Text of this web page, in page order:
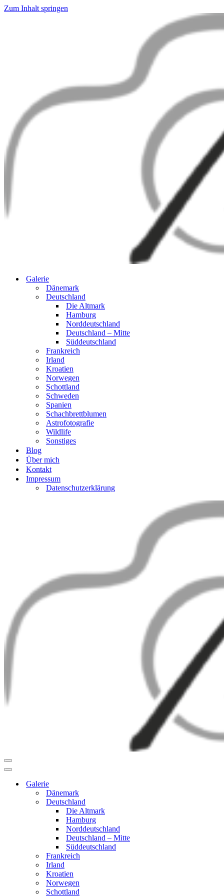
Zum Inhalt springen
Galerie
Dänemark
Deutschland
Die Altmark
Hamburg
Norddeutschland
Deutschland – Mitte
Süddeutschland
Frankreich
Irland
Kroatien
Norwegen
Schottland
Schweden
Spanien
Schachbrettblumen
Astrofotografie
Wildlife
Sonstiges
Blog
Über mich
Kontakt
Impressum
Datenschutzerklärung
Navigationsmenü
Navigationsmenü
Galerie
Dänemark
Deutschland
Die Altmark
Hamburg
Norddeutschland
Deutschland – Mitte
Süddeutschland
Frankreich
Irland
Kroatien
Norwegen
Schottland